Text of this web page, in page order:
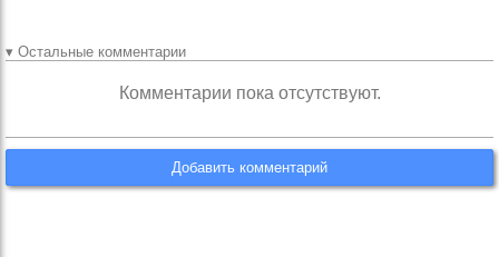
▾ Остальные комментарии
Комментарии пока отсутствуют.
Добавить комментарий